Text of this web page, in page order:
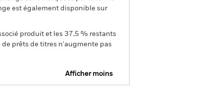
est également disponible sur
produit et les 37,5 % restants
prêts de titres n'augmente pas
Afficher moins